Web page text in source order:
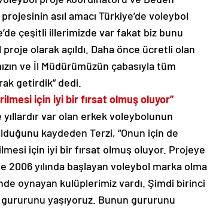
asıl amacı Türkiye’de voleybol
çeşitli illerimizde var fakat biz bunu
olarak açıldı. Daha önce ücretli olan
ve İl Müdürümüzün çabasıyla tüm
getirdik” dedi.
için iyi bir fırsat olmuş oluyor”
var olan erkek voleybolunun
kaydeden Terzi, “Onun için de
için iyi bir fırsat olmuş oluyor. Projeye
2006 yılında başlayan voleybol marka olma
oynayan kulüplerimiz vardı. Şimdi birinci
yaşıyoruz. Bunun gururunu